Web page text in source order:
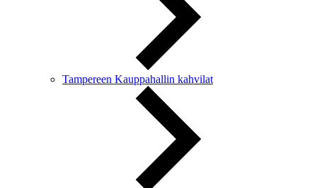
Tampereen Kauppahallin kahvilat